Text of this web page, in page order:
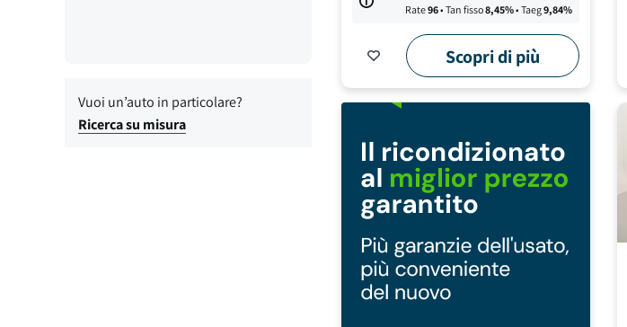
Vuoi un’auto in particolare?
Ricerca su misura
Rate96• Tan fisso8,45%• Taeg9,84%
Scopri di più